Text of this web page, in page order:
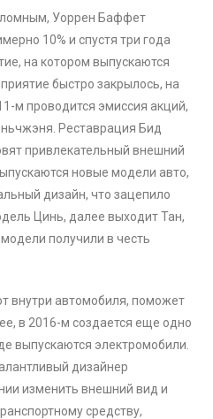
Уоррен Баффет
10% и спустя три года
на котором выпускаются
быстро закрылось, на
м проводится эмиссия акций,
Реставрация Бид
привлекательный внешний
новые модели авто,
дизайн, что зацепило
Цинь, далее выходит Тан,
получили в честь
внутри автомобиля, поможет
в 2016-м создается еще одно
выпускаются электромобили.
дизайнер
изменить внешний вид и
средству,